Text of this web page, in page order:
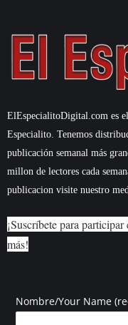
ElEspecialitoDigital.com es
Especialito. Tenemos
publicación semanal más
millon de lectores cada
publicacion visite nuestro
¡Suscríbete para
más!
Nombre/Your Name